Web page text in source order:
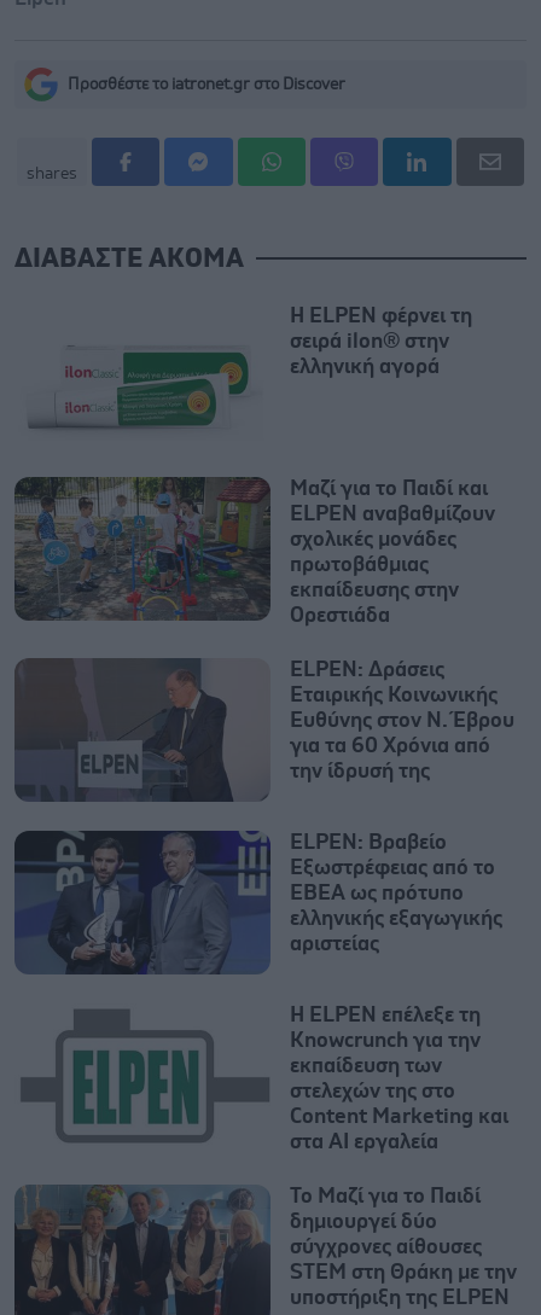
Προσθέστε το iatronet.gr στο Discover
shares
ΔΙΑΒΑΣΤΕ ΑΚΟΜΑ
Η ELPEN φέρνει τη
σειρά ilon® στην
ελληνική αγορά
Μαζί για το Παιδί και
ELPEN αναβαθμίζουν
σχολικές μονάδες
πρωτοβάθμιας
εκπαίδευσης στην
Ορεστιάδα
ELPEN: Δράσεις
Εταιρικής Κοινωνικής
Ευθύνης στον Ν. Έβρου
για τα 60 Χρόνια από
την ίδρυσή της
ELPEN: Βραβείο
Εξωστρέφειας από το
ΕΒΕΑ ως πρότυπο
ελληνικής εξαγωγικής
αριστείας
Η ELPEN επέλεξε τη
Knowcrunch για την
εκπαίδευση των
στελεχών της στο
Content Marketing και
στα AI εργαλεία
Το Μαζί για το Παιδί
δημιουργεί δύο
σύγχρονες αίθουσες
STEM στη Θράκη με την
υποστήριξη της ELPEN